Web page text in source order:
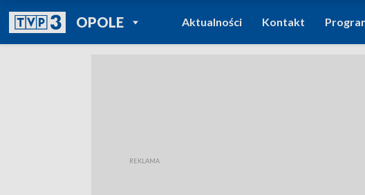
OPOLEPOWRÓT DO
TVP REGIONY
Aktualności Kontakt